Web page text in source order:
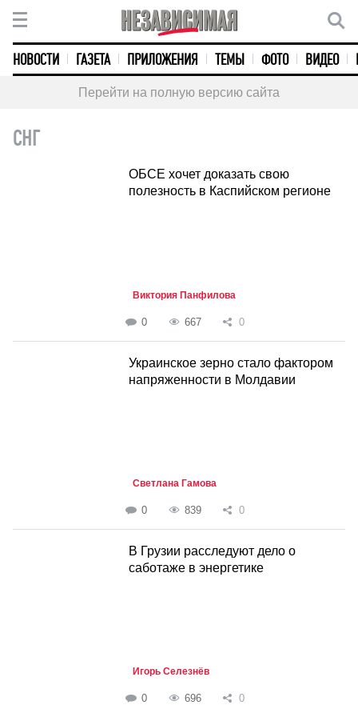
НОВОСТИ ГАЗЕТА ПРИЛОЖЕНИЯ ТЕМЫ ФОТО ВИДЕО
Перейти на полную версию сайта
СНГ
ОБСЕ хочет доказать свою
полезность в Каспийском регионе
Виктория Панфилова
0 667 0
Украинское зерно стало фактором
напряженности в Молдавии
Светлана Гамова
0 839 0
В Грузии расследуют дело о
саботаже в энергетике
Игорь Селезнёв
0 696 0